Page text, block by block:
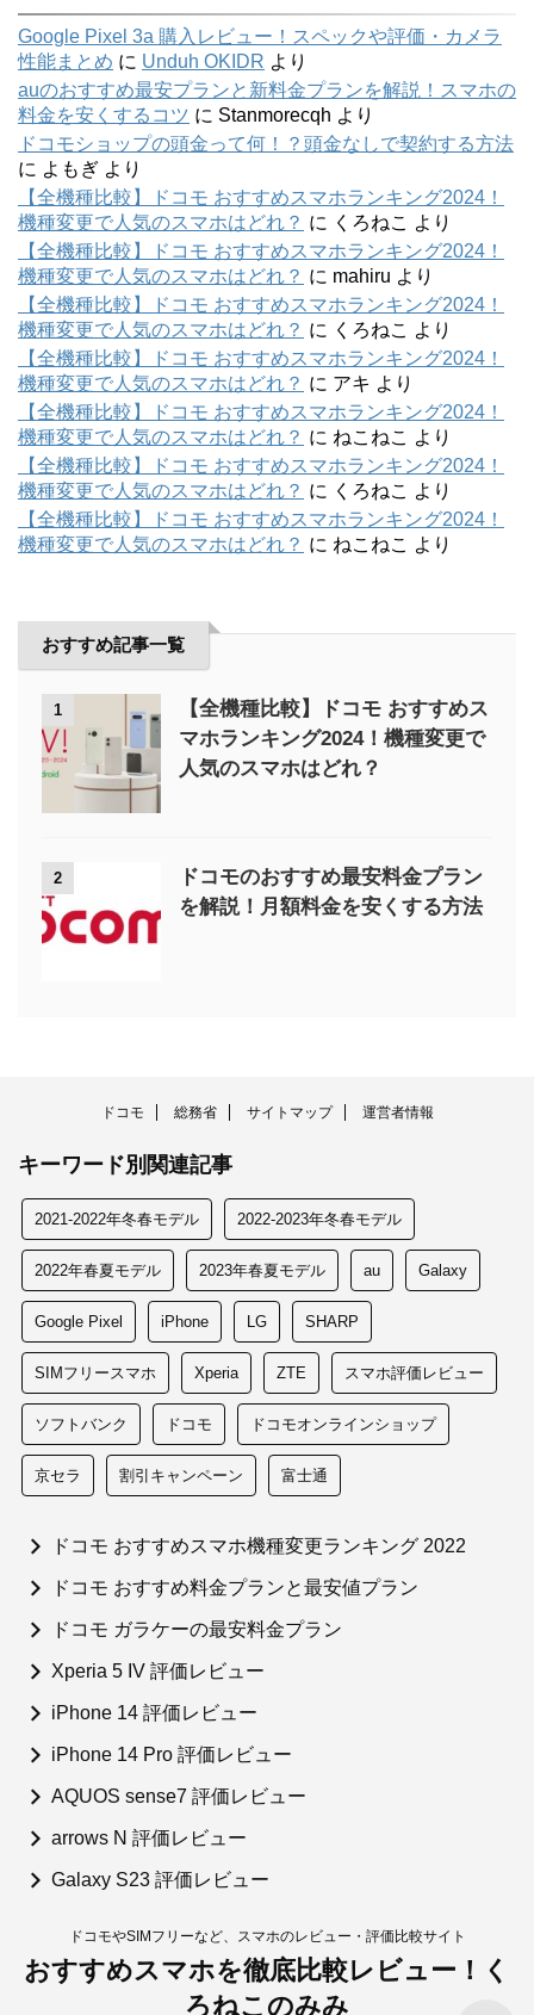
Google Pixel 3a 購入レビュー！スペックや評価・カメラ
性能まとめ に Unduh OKIDR より
auのおすすめ最安プランと新料金プランを解説！スマホの
料金を安くするコツ に Stanmorecqh より
ドコモショップの頭金って何！？頭金なしで契約する方法
に よもぎ より
【全機種比較】ドコモ おすすめスマホランキング2024！
機種変更で人気のスマホはどれ？ に くろねこ より
【全機種比較】ドコモ おすすめスマホランキング2024！
機種変更で人気のスマホはどれ？ に mahiru より
【全機種比較】ドコモ おすすめスマホランキング2024！
機種変更で人気のスマホはどれ？ に くろねこ より
【全機種比較】ドコモ おすすめスマホランキング2024！
機種変更で人気のスマホはどれ？ に アキ より
【全機種比較】ドコモ おすすめスマホランキング2024！
機種変更で人気のスマホはどれ？ に ねこねこ より
【全機種比較】ドコモ おすすめスマホランキング2024！
機種変更で人気のスマホはどれ？ に くろねこ より
【全機種比較】ドコモ おすすめスマホランキング2024！
機種変更で人気のスマホはどれ？ に ねこねこ より
おすすめ記事一覧
1
【全機種比較】ドコモ おすすめス
マホランキング2024！機種変更で
人気のスマホはどれ？
2
ドコモのおすすめ最安料金プラン
を解説！月額料金を安くする方法
ドコモ 総務省 サイトマップ 運営者情報
キーワード別関連記事
2021-2022年冬春モデル 2022-2023年冬春モデル
2022年春夏モデル 2023年春夏モデル au Galaxy
Google Pixel iPhone LG SHARP
SIMフリースマホ Xperia ZTE スマホ評価レビュー
ソフトバンク ドコモ ドコモオンラインショップ
京セラ 割引キャンペーン 富士通
ドコモ おすすめスマホ機種変更ランキング 2022
ドコモ おすすめ料金プランと最安値プラン
ドコモ ガラケーの最安料金プラン
Xperia 5 IV 評価レビュー
iPhone 14 評価レビュー
iPhone 14 Pro 評価レビュー
AQUOS sense7 評価レビュー
arrows N 評価レビュー
Galaxy S23 評価レビュー
ドコモやSIMフリーなど、スマホのレビュー・評価比較サイト
おすすめスマホを徹底比較レビュー！く
ろねこのみみ